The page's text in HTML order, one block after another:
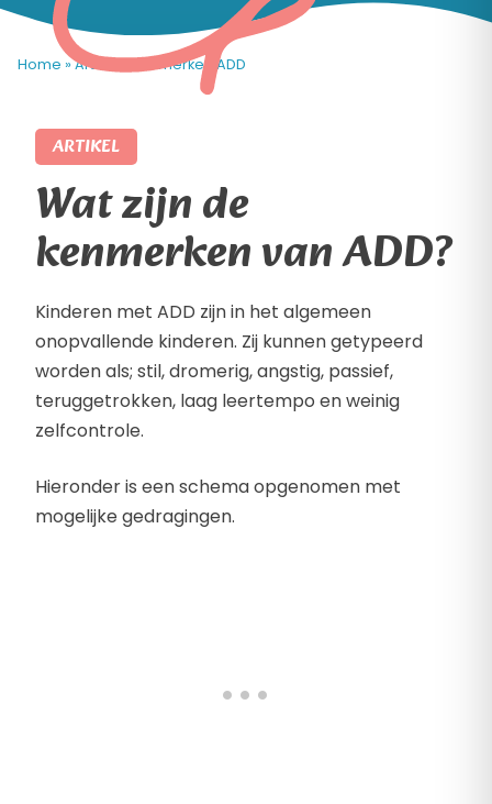
Home »Artikel»Kenmerken ADD
ARTIKEL
Wat zijn de
kenmerken van ADD?
Kinderen met ADD zijn in het algemeen
onopvallende kinderen. Zij kunnen getypeerd
worden als; stil, dromerig, angstig, passief,
teruggetrokken, laag leertempo en weinig
zelfcontrole.
Hieronder is een schema opgenomen met
mogelijke gedragingen.